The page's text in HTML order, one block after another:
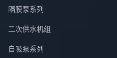
隔膜泵系列
二次供水机组
自吸泵系列